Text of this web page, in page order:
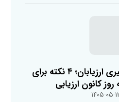
اثر زمان بر تصمیم‌گیری ارزیابان؛ ۴ نکته برای
کانون ارزیابی
۰۵-۱۳